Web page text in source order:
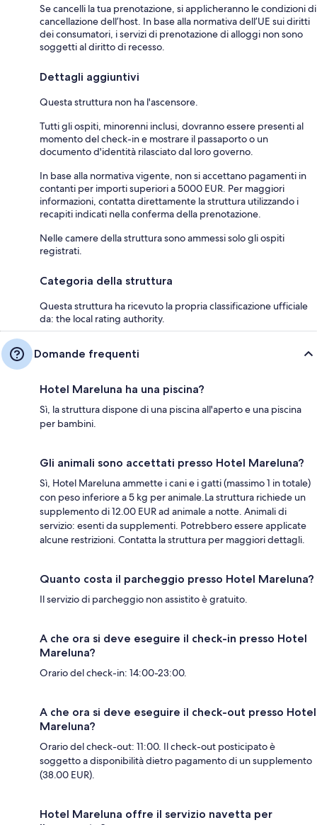
Se cancelli la tua prenotazione, si applicheranno le condizioni di
cancellazione dell’host. In base alla normativa dell’UE sui diritti
dei consumatori, i servizi di prenotazione di alloggi non sono
soggetti al diritto di recesso.
Dettagli aggiuntivi
Questa struttura non ha l'ascensore.
Tutti gli ospiti, minorenni inclusi, dovranno essere presenti al
momento del check-in e mostrare il passaporto o un
documento d'identità rilasciato dal loro governo.
In base alla normativa vigente, non si accettano pagamenti in
contanti per importi superiori a 5000 EUR. Per maggiori
informazioni, contatta direttamente la struttura utilizzando i
recapiti indicati nella conferma della prenotazione.
Nelle camere della struttura sono ammessi solo gli ospiti
registrati.
Categoria della struttura
Questa struttura ha ricevuto la propria classificazione ufficiale
da: the local rating authority.
Domande frequenti
Hotel Mareluna ha una piscina?
Sì, la struttura dispone di una piscina all'aperto e una piscina
per bambini.
Gli animali sono accettati presso Hotel Mareluna?
Sì, Hotel Mareluna ammette i cani e i gatti (massimo 1 in totale)
con peso inferiore a 5 kg per animale.La struttura richiede un
supplemento di 12.00 EUR ad animale a notte. Animali di
servizio: esenti da supplementi. Potrebbero essere applicate
alcune restrizioni. Contatta la struttura per maggiori dettagli.
Quanto costa il parcheggio presso Hotel Mareluna?
Il servizio di parcheggio non assistito è gratuito.
A che ora si deve eseguire il check-in presso Hotel
Mareluna?
Orario del check-in: 14:00-23:00.
A che ora si deve eseguire il check-out presso Hotel
Mareluna?
Orario del check-out: 11:00. Il check-out posticipato è
soggetto a disponibilità dietro pagamento di un supplemento
(38.00 EUR).
Hotel Mareluna offre il servizio navetta per